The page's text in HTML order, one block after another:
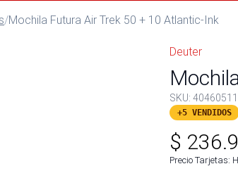
/Mochila Futura Air Trek 50 + 10 Atlantic-Ink
Deuter
SKU:
+5 VENDIDOS
$
Precio Tarjetas: